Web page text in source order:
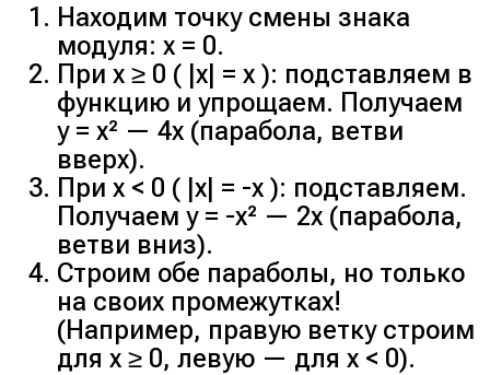
Находим точку смены знака
модуля: x = 0.
При x ≥ 0 ( |x| = x ): подставляем в
функцию и упрощаем. Получаем
y = x² — 4x (парабола, ветви
вверх).
При x < 0 ( |x| = -x ): подставляем.
Получаем y = -x² — 2x (парабола,
ветви вниз).
Строим обе параболы, но только
на своих промежутках!
(Например, правую ветку строим
для x ≥ 0, левую — для x < 0).